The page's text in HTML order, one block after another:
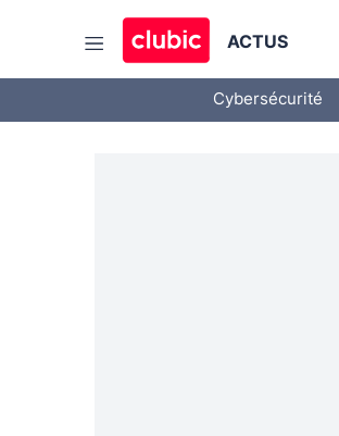
ACTUS
Cybersécurité